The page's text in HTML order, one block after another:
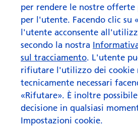
per rendere le nostre
per l'utente. Facendo clic su
l'utente acconsente
secondo la nostra
sul tracciamento. L'utente
rifiutare l'utilizzo dei cookie
tecnicamente necessari
«Rifutare». È inoltre
decisione in qualsiasi
Impostazioni cookie.